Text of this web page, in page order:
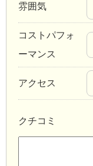
雰囲気
コストパフォ
ーマンス
アクセス
クチコミ